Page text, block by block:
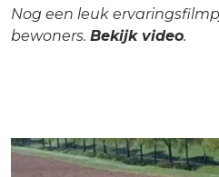
Nog een leuk
bewoners. Bekijk video.